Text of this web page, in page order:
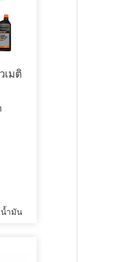
นย
เมติ
น้ำมัน